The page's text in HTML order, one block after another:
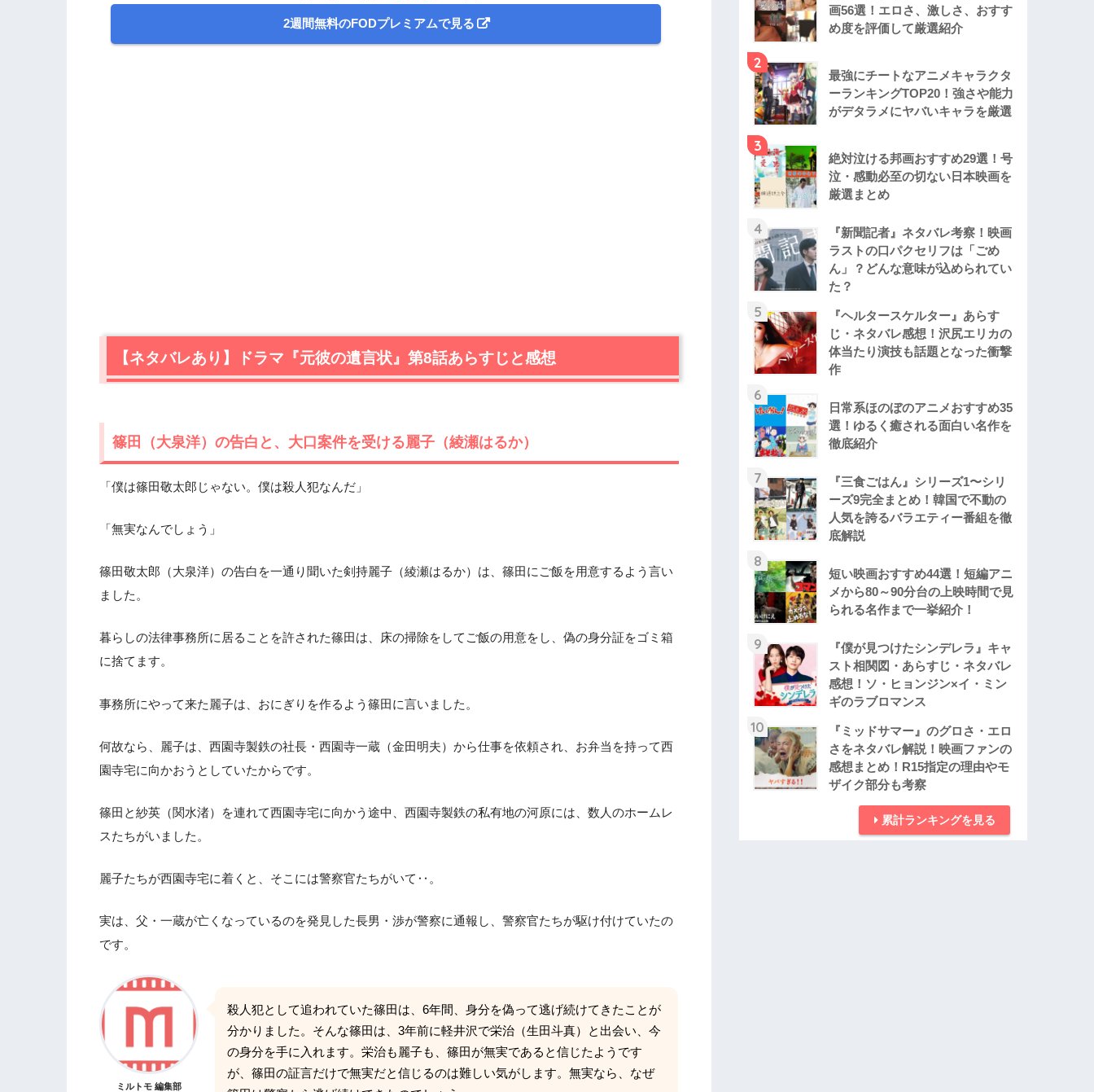
2週間無料のFODプレミアムで見る
【ネタバレあり】ドラマ『元彼の遺言状』第8話あらすじと感想
篠田（大泉洋）の告白と、大口案件を受ける麗子（綾瀬はるか）
「僕は篠田敬太郎じゃない。僕は殺人犯なんだ」
「無実なんでしょう」
篠田敬太郎（大泉洋）の告白を一通り聞いた剣持麗子（綾瀬はるか）は、篠田にご飯を用意するよう言い
ました。
暮らしの法律事務所に居ることを許された篠田は、床の掃除をしてご飯の用意をし、偽の身分証をゴミ箱
に捨てます。
事務所にやって来た麗子は、おにぎりを作るよう篠田に言いました。
何故なら、麗子は、西園寺製鉄の社長・西園寺一蔵（金田明夫）から仕事を依頼され、お弁当を持って西
園寺宅に向かおうとしていたからです。
篠田と紗英（関水渚）を連れて西園寺宅に向かう途中、西園寺製鉄の私有地の河原には、数人のホームレ
スたちがいました。
麗子たちが西園寺宅に着くと、そこには警察官たちがいて‥。
実は、父・一蔵が亡くなっているのを発見した長男・渉が警察に通報し、警察官たちが駆け付けていたの
です。
ミルトモ 編集部
殺人犯として追われていた篠田は、6年間、身分を偽って逃げ続けてきたことが
分かりました。そんな篠田は、3年前に軽井沢で栄治（生田斗真）と出会い、今
の身分を手に入れます。栄治も麗子も、篠田が無実であると信じたようです
が、篠田の証言だけで無実だと信じるのは難しい気がします。無実なら、なぜ
画56選！エロさ、激しさ、おすす
め度を評価して厳選紹介
2
最強にチートなアニメキャラクタ
ーランキングTOP20！強さや能力
がデタラメにヤバいキャラを厳選
3
絶対泣ける邦画おすすめ29選！号
泣・感動必至の切ない日本映画を
厳選まとめ
4
『新聞記者』ネタバレ考察！映画
ラストの口パクセリフは「ごめ
ん」？どんな意味が込められてい
た？
5
『ヘルタースケルター』あらす
じ・ネタバレ感想！沢尻エリカの
体当たり演技も話題となった衝撃
作
6
日常系ほのぼのアニメおすすめ35
選！ゆるく癒される面白い名作を
徹底紹介
7
『三食ごはん』シリーズ1〜シリ
ーズ9完全まとめ！韓国で不動の
人気を誇るバラエティー番組を徹
底解説
8
短い映画おすすめ44選！短編アニ
メから80～90分台の上映時間で見
られる名作まで一挙紹介！
9
『僕が見つけたシンデレラ』キャ
スト相関図・あらすじ・ネタバレ
感想！ソ・ヒョンジン×イ・ミン
ギのラブロマンス
10
『ミッドサマー』のグロさ・エロ
さをネタバレ解説！映画ファンの
感想まとめ！R15指定の理由やモ
ザイク部分も考察
累計ランキングを見る